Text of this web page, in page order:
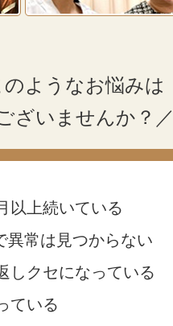
のようなお悩みは
ざいませんか？／
以上続いている
異常は見つからない
しクセになっている
ている